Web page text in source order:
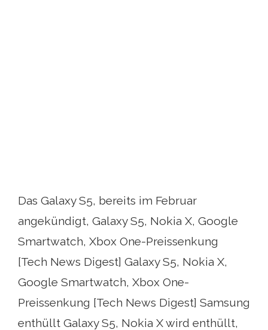
Das Galaxy S5, bereits im Februar
angekündigt, Galaxy S5, Nokia X, Google
Smartwatch, Xbox One-Preissenkung
[Tech News Digest] Galaxy S5, Nokia X,
Google Smartwatch, Xbox One-
Preissenkung [Tech News Digest] Samsung
enthüllt Galaxy S5, Nokia X wird enthüllt,